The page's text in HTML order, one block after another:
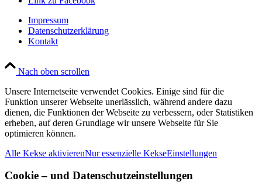
Impressum
Datenschutzerklärung
Kontakt
Nach oben scrollen
Unsere Internetseite verwendet Cookies. Einige sind für die
Funktion unserer Webseite unerlässlich, während andere dazu
dienen, die Funktionen der Webseite zu verbessern, oder Statistiken
erheben, auf deren Grundlage wir unsere Webseite für Sie
optimieren können.
Alle Kekse aktivierenNur essenzielle KekseEinstellungen
Cookie – und Datenschutzeinstellungen